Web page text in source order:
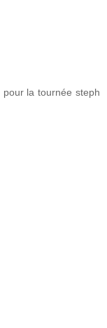
la tournée steph